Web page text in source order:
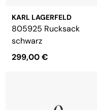
KARL LAGERFELD
805925 Rucksack
schwarz
299,00 €